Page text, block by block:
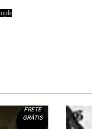
FRETE
GRÁTIS